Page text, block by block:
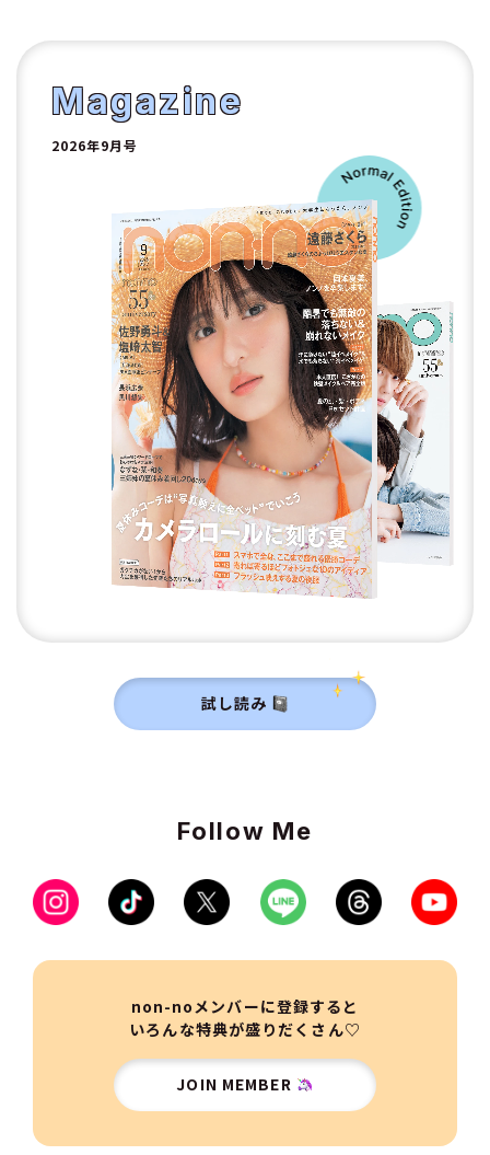
2
Magazine
2026年9月号
試し読み
Follow Me
non-noメンバーに登録すると
いろんな特典が盛りだくさん♡
JOIN MEMBER